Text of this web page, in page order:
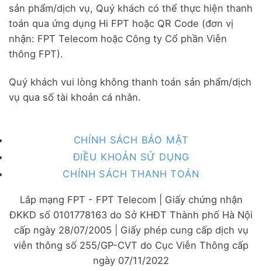
sản phẩm/dịch vụ, Quý khách có thể thực hiện thanh
toán qua ứng dụng Hi FPT hoặc QR Code (đơn vị
nhận: FPT Telecom hoặc Công ty Cổ phần Viễn
thông FPT).
Quý khách vui lòng không thanh toán sản phẩm/dịch
vụ qua số tài khoản cá nhân.
CHÍNH SÁCH BẢO MẬT
ĐIỀU KHOẢN SỬ DỤNG
CHÍNH SÁCH THANH TOÁN
Lắp mạng FPT - FPT Telecom | Giấy chứng nhận
ĐKKD số 0101778163 do Sở KHĐT Thành phố Hà Nội
cấp ngày 28/07/2005 | Giấy phép cung cấp dịch vụ
viễn thông số 255/GP-CVT do Cục Viễn Thông cấp
ngày 07/11/2022